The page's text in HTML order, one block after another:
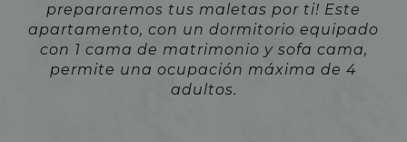
prepararemos tus maletas por ti! Este
apartamento, con un dormitorio equipado
con 1 cama de matrimonio y sofa cama,
permite una ocupación máxima de 4
adultos.